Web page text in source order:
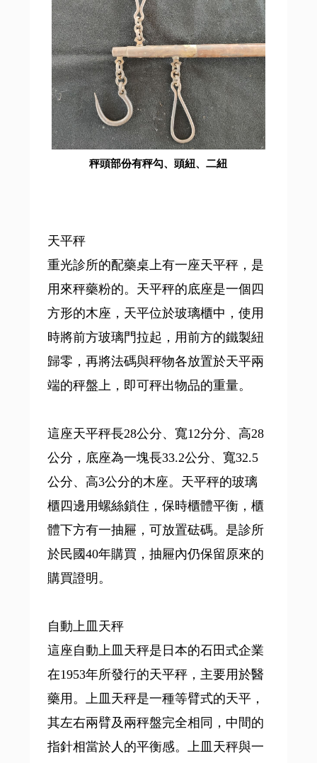
秤頭部份有秤勾、頭紐、二紐
天平秤
重光診所的配藥桌上有一座天平秤，是
用來秤藥粉的。天平秤的底座是一個四
方形的木座，天平位於玻璃櫃中，使用
時將前方玻璃門拉起，用前方的鐵製紐
歸零，再將法碼與秤物各放置於天平兩
端的秤盤上，即可秤出物品的重量。
這座天平秤長28公分、寬12分分、高28
公分，底座為一塊長33.2公分、寬32.5
公分、高3公分的木座。天平秤的玻璃
櫃四邊用螺絲鎖住，保時櫃體平衡，櫃
體下方有一抽屜，可放置砝碼。是診所
於民國40年購買，抽屜內仍保留原來的
購買證明。
自動上皿天秤
這座自動上皿天秤是日本的石田式企業
在1953年所發行的天平秤，主要用於醫
藥用。上皿天秤是一種等臂式的天平，
其左右兩臂及兩秤盤完全相同，中間的
指針相當於人的平衡感。上皿天秤與一